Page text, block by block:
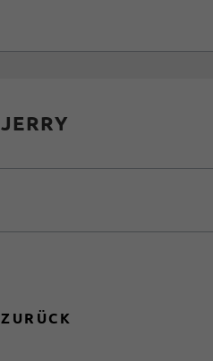
JERRY
ZURÜCK